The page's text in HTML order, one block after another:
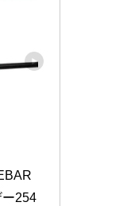
ー254